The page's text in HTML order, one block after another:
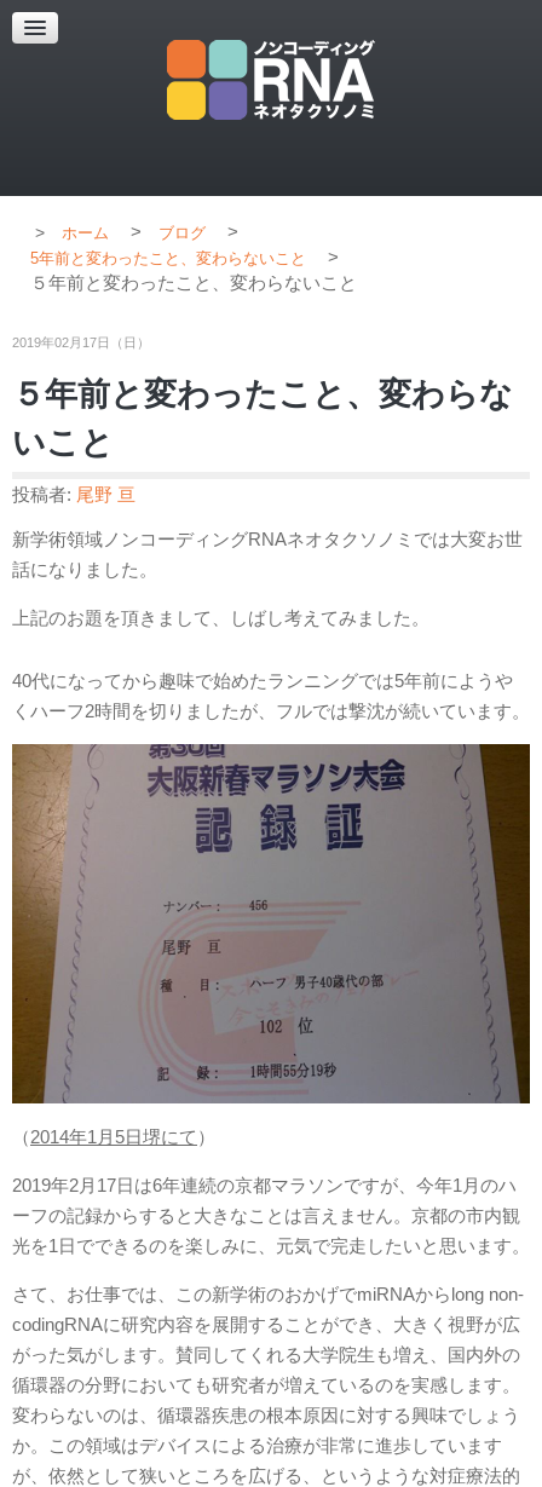
超解像顕微鏡
超解像顕微鏡の紹介
ホーム > ブログ >
5年前と変わったこと、変わらないこと
>
５年前と変わったこと、変わらないこと
2019年02月17日（日）
５年前と変わったこと、変わらな
いこと
投稿者: 尾野 亘
新学術領域ノンコーディングRNAネオタクソノミでは大変お世
話になりました。
上記のお題を頂きまして、しばし考えてみました。
40代になってから趣味で始めたランニングでは5年前にようや
くハーフ2時間を切りましたが、フルでは撃沈が続いています。
（2014年1月5日堺にて ）
2019年2月17日は6年連続の京都マラソンですが、今年1月のハ
ーフの記録からすると大きなことは言えません。京都の市内観
光を1日でできるのを楽しみに、元気で完走したいと思います。
さて、お仕事では、この新学術のおかげでmiRNAからlong non-
codingRNAに研究内容を展開することができ、大きく視野が広
がった気がします。賛同してくれる大学院生も増え、国内外の
循環器の分野においても研究者が増えているのを実感します。
変わらないのは、循環器疾患の根本原因に対する興味でしょう
か。この領域はデバイスによる治療が非常に進歩しています
が、依然として狭いところを広げる、というような対症療法的